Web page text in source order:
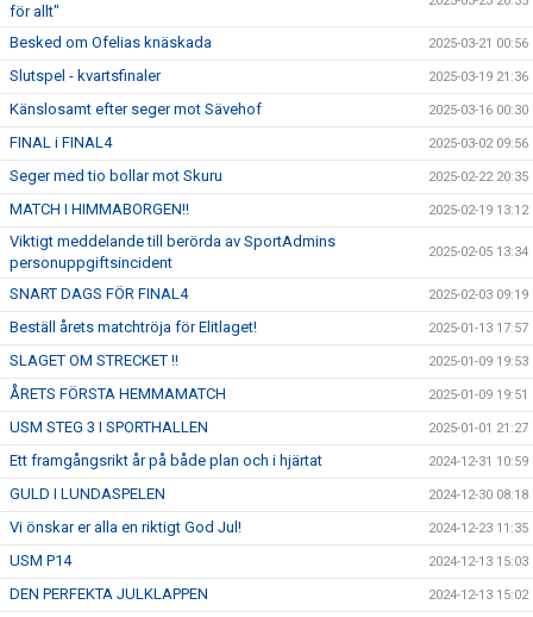
för allt"
Besked om Ofelias knäskada 2025-03-21 00:56
Slutspel - kvartsfinaler 2025-03-19 21:36
Känslosamt efter seger mot Sävehof 2025-03-16 00:30
FINAL i FINAL4 2025-03-02 09:56
Seger med tio bollar mot Skuru 2025-02-22 20:35
MATCH I HIMMABORGEN!! 2025-02-19 13:12
Viktigt meddelande till berörda av SportAdmins
personuppgiftsincident
2025-02-05 13:34
SNART DAGS FÖR FINAL4 2025-02-03 09:19
Beställ årets matchtröja för Elitlaget! 2025-01-13 17:57
SLAGET OM STRECKET !! 2025-01-09 19:53
ÅRETS FÖRSTA HEMMAMATCH 2025-01-09 19:51
USM STEG 3 I SPORTHALLEN 2025-01-01 21:27
Ett framgångsrikt år på både plan och i hjärtat 2024-12-31 10:59
GULD I LUNDASPELEN 2024-12-30 08:18
Vi önskar er alla en riktigt God Jul! 2024-12-23 11:35
USM P14 2024-12-13 15:03
DEN PERFEKTA JULKLAPPEN 2024-12-13 15:02